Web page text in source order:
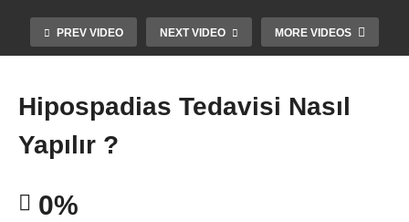
PREV VIDEO NEXT VIDEO MORE VIDEOS
Hipospadias Tedavisi Nasıl
Yapılır ?
0%